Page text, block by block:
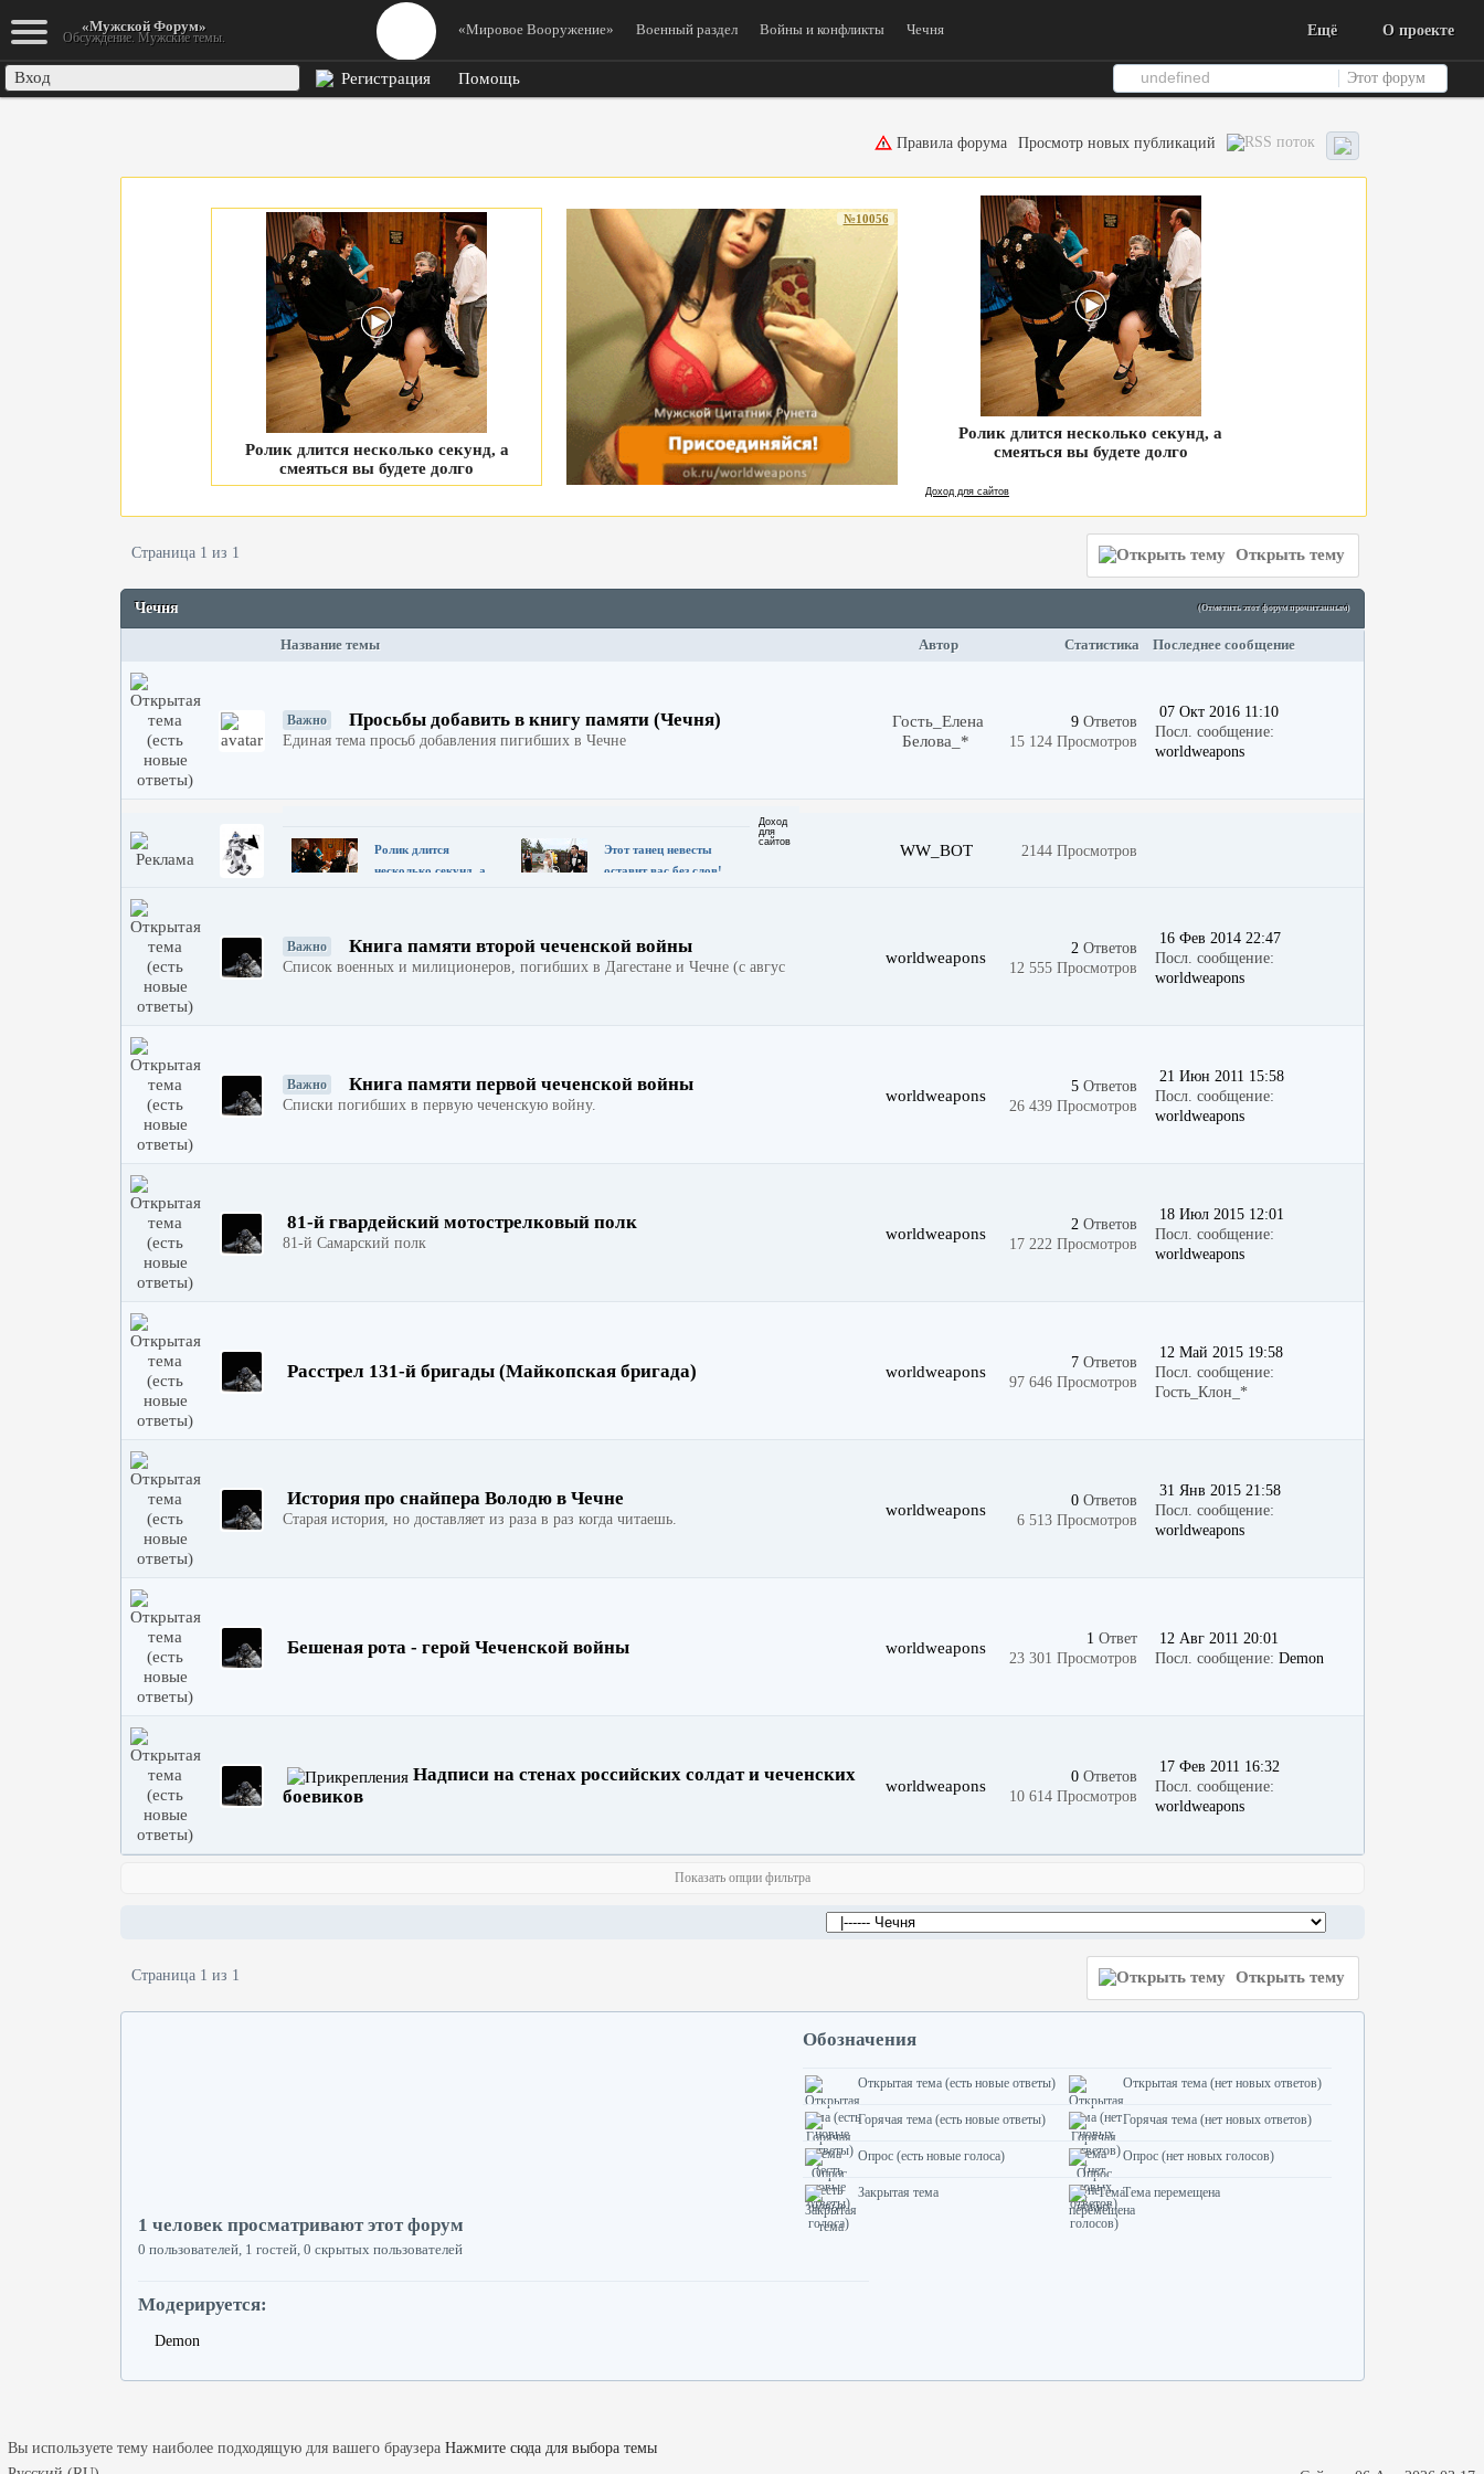
«Мужской Форум»
Обсуждение. Мужские темы. Ещё О проекте
«Мировое Вооружение» Военный раздел Войны и конфликты Чечня
Правила форума Просмотр новых публикаций
Ролик длится несколько секунд, а
смеяться вы будете долго
№10056
Ролик длится несколько секунд, а
смеяться вы будете долго
Доход для сайтов
Страница 1 из 1 Открыть тему
Чечня (Отметить этот форум прочитанным)
Название темы Автор Статистика Последнее сообщение
Важно Просьбы добавить в книгу памяти (Чечня)
Единая тема просьб добавления пигибших в Чечне
Гость_Елена
Белова_*
9Ответов
15 124 Просмотров
07 Окт 2016 11:10
Посл. сообщение:
worldweapons
Доход
для
сайтов
Ролик длится
несколько секунд, а
Этот танец невесты
оставит вас без слов!
WW_BOT 2144 Просмотров
Важно Книга памяти второй чеченской войны
Список военных и милиционеров, погибших в Дагестане и Чечне (с авгус
worldweapons
2 Ответов
12 555 Просмотров
16 Фев 2014 22:47
Посл. сообщение:
worldweapons
Важно Книга памяти первой чеченской войны
Списки погибших в первую чеченскую войну.
worldweapons
5Ответов
26 439 Просмотров
21 Июн 2011 15:58
Посл. сообщение:
worldweapons
81-й гвардейский мотострелковый полк
81-й Самарский полк
worldweapons
2 Ответов
17 222 Просмотров
18 Июл 2015 12:01
Посл. сообщение:
worldweapons
Расстрел 131-й бригады (Майкопская бригада) worldweapons
7Ответов
97 646 Просмотров
12 Май 2015 19:58
Посл. сообщение:
Гость_Клон_*
История про снайпера Володю в Чечне
Старая история, но доставляет из раза в раз когда читаешь.
worldweapons
0Ответов
6 513 Просмотров
31 Янв 2015 21:58
Посл. сообщение:
worldweapons
Бешеная рота - герой Чеченской войны worldweapons
1 Ответ
23 301 Просмотров
12 Авг 2011 20:01
Посл. сообщение: Demon
Надписи на стенах российских солдат и чеченских
боевиков
worldweapons
0Ответов
10 614 Просмотров
17 Фев 2011 16:32
Посл. сообщение:
worldweapons
Показать опции фильтра
Страница 1 из 1 Открыть тему
Обозначения
Открытая тема (есть новые ответы) Открытая тема (нет новых ответов)
Горячая тема (есть новые ответы) Горячая тема (нет новых ответов)
Опрос (есть новые голоса) Опрос (нет новых голосов)
Закрытая тема Тема перемещена
1 человек просматривают этот форум
0 пользователей, 1 гостей, 0 скрытых пользователей
Модерируется:
Demon
Вы используете тему наиболее подходящую для вашего браузера Нажмите сюда для выбора темы
Вход Помощь
Регистрация Этот форум